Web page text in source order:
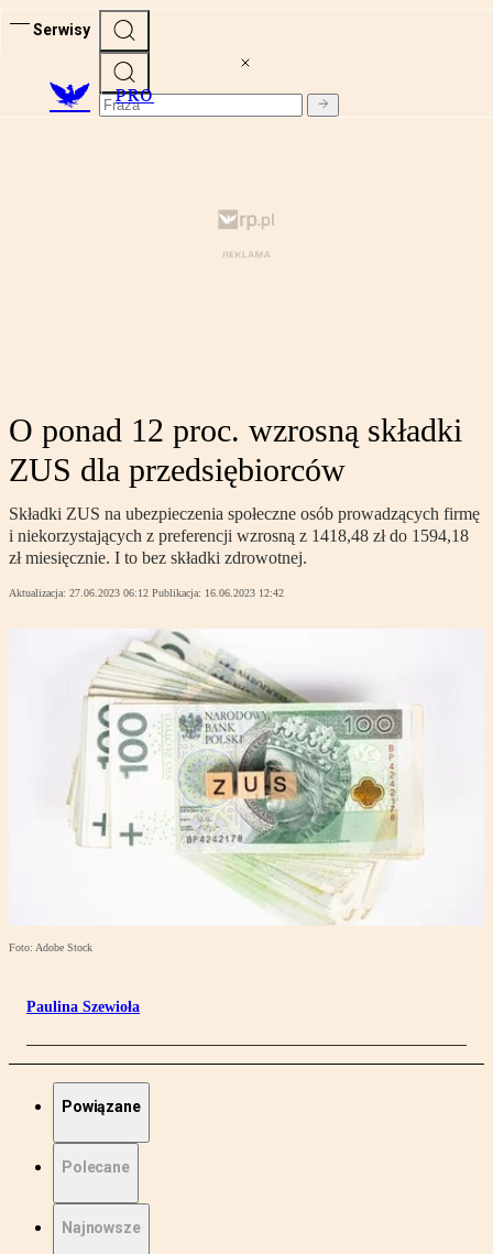
Serwisy
PRO
O ponad 12 proc. wzrosną składki
ZUS dla przedsiębiorców
Składki ZUS na ubezpieczenia społeczne osób prowadzących firmę
i niekorzystających z preferencji wzrosną z 1418,48 zł do 1594,18
zł miesięcznie. I to bez składki zdrowotnej.
Aktualizacja: 27.06.2023 06:12 Publikacja: 16.06.2023 12:42
Foto: Adobe Stock
Paulina Szewioła
Powiązane
Polecane
Najnowsze